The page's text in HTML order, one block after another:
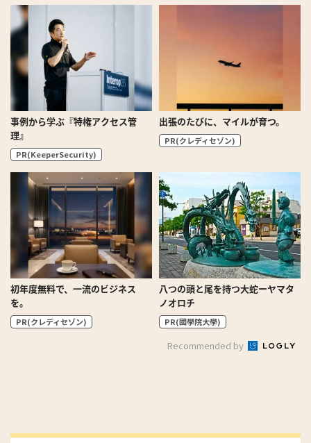
事例から学ぶ『特権アクセス管
理』
PR(KeeperSecurity)
出張のたびに、マイルが育つ。
PR(クレディセゾン)
初年度無料で、一流のビジネス
を。
PR(クレディセゾン)
八つの頭と尾を持つ大蛇ーヤマタ
ノオロチ
PR(國學院大學)
Recommended by